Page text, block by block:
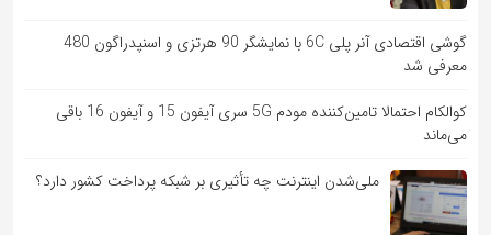
گوشی اقتصادی آنر پلی 6C با نمایشگر 90 هرتزی و اسنپدراگون 480
معرفی شد
کوالکام احتمالا تامین‌کننده مودم 5G سری آیفون 15 و آیفون 16 باقی
می‌ماند
ملی‌شدن اینترنت چه تأثیری بر شبکه پرداخت کشور دارد؟